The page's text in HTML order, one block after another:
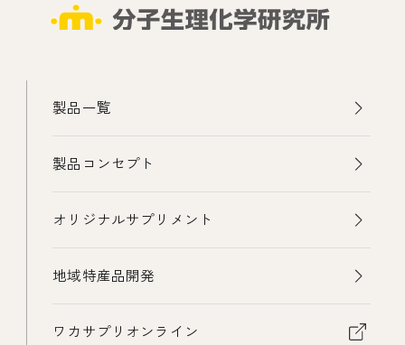
製品一覧
製品コンセプト
オリジナルサプリメント
地域特産品開発
ワカサプリオンライン